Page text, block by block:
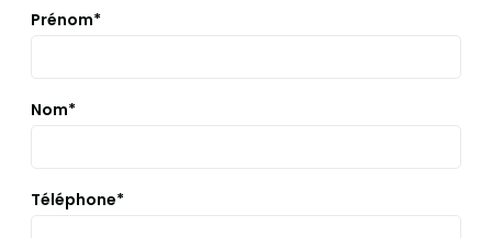
Prénom*
Nom*
Téléphone*